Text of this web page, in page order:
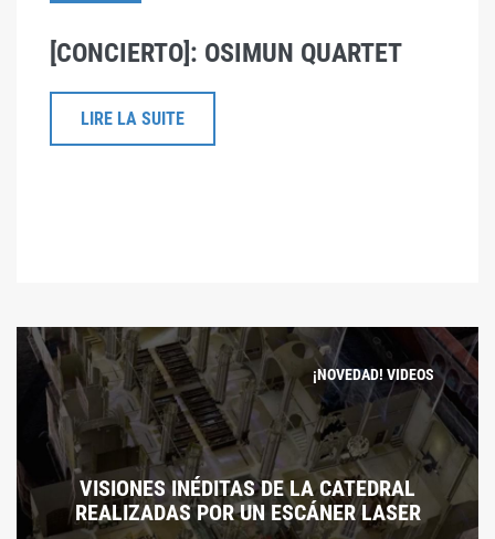
[CONCIERTO]: OSIMUN QUARTET
LIRE LA SUITE
¡NOVEDAD! VIDEOS
VISIONES INÉDITAS DE LA CATEDRAL
REALIZADAS POR UN ESCÁNER LASER